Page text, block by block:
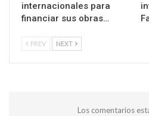
internacionales para
financiar sus obras…
PREV NEXT
Los comentarios